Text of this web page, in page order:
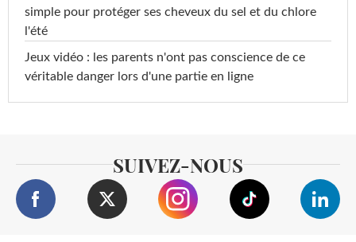
simple pour protéger ses cheveux du sel et du chlore
l'été
Jeux vidéo : les parents n'ont pas conscience de ce
véritable danger lors d'une partie en ligne
SUIVEZ-NOUS